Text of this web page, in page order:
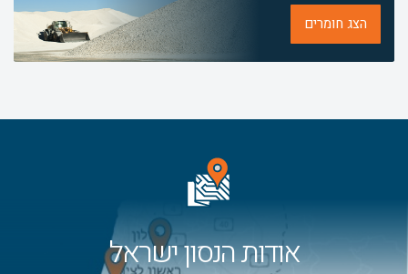
הצג חומרים
אודות הנסון ישראל